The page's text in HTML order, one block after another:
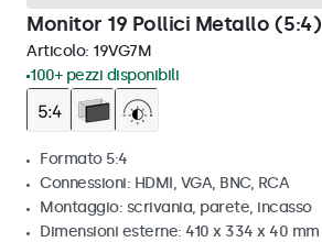
Monitor 19 Pollici Metallo (5:4)
Articolo: 19VG7M
100+ pezzi disponibili
Formato 5:4
Connessioni: HDMI, VGA, BNC, RCA
Montaggio: scrivania, parete, incasso
Dimensioni esterne: 410 x 334 x 40 mm